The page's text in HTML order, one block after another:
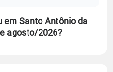
em Santo Antônio da
agosto/2026?